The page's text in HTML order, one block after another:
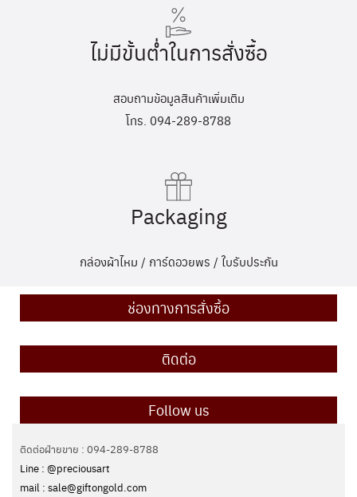
ไม่มีขั้นต่ำในการสั่งซื้อ
สอบถามข้อมูลสินค้าเพิ่มเติม
โทร. 094-289-8788
Packaging
กล่องผ้าไหม / การ์ดอวยพร / ใบรับประกัน
ช่องทางการสั่งซื้อ
ติดต่อ
Follow us
ติดต่อฝ่ายขาย : 094-289-8788
Line : @preciousart
mail : sale@giftongold.com